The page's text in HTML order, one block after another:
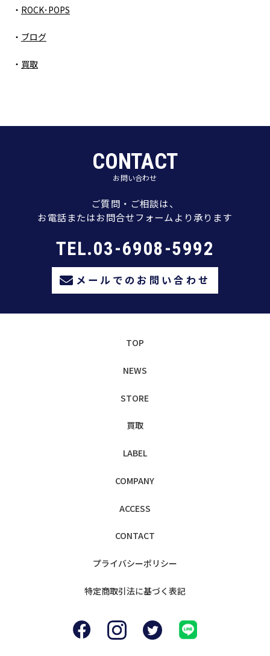
ROCK･POPS
ブログ
買取
CONTACT
お問い合わせ
ご質問・ご相談は、
お電話またはお問合せフォームより承ります
TEL.03-6908-5992
メールでのお問い合わせ
TOP
NEWS
STORE
買取
LABEL
COMPANY
ACCESS
CONTACT
プライバシーポリシー
特定商取引法に基づく表記